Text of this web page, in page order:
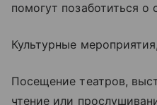
помогут позаботиться о
Культурные
Посещение театров,
чтение или